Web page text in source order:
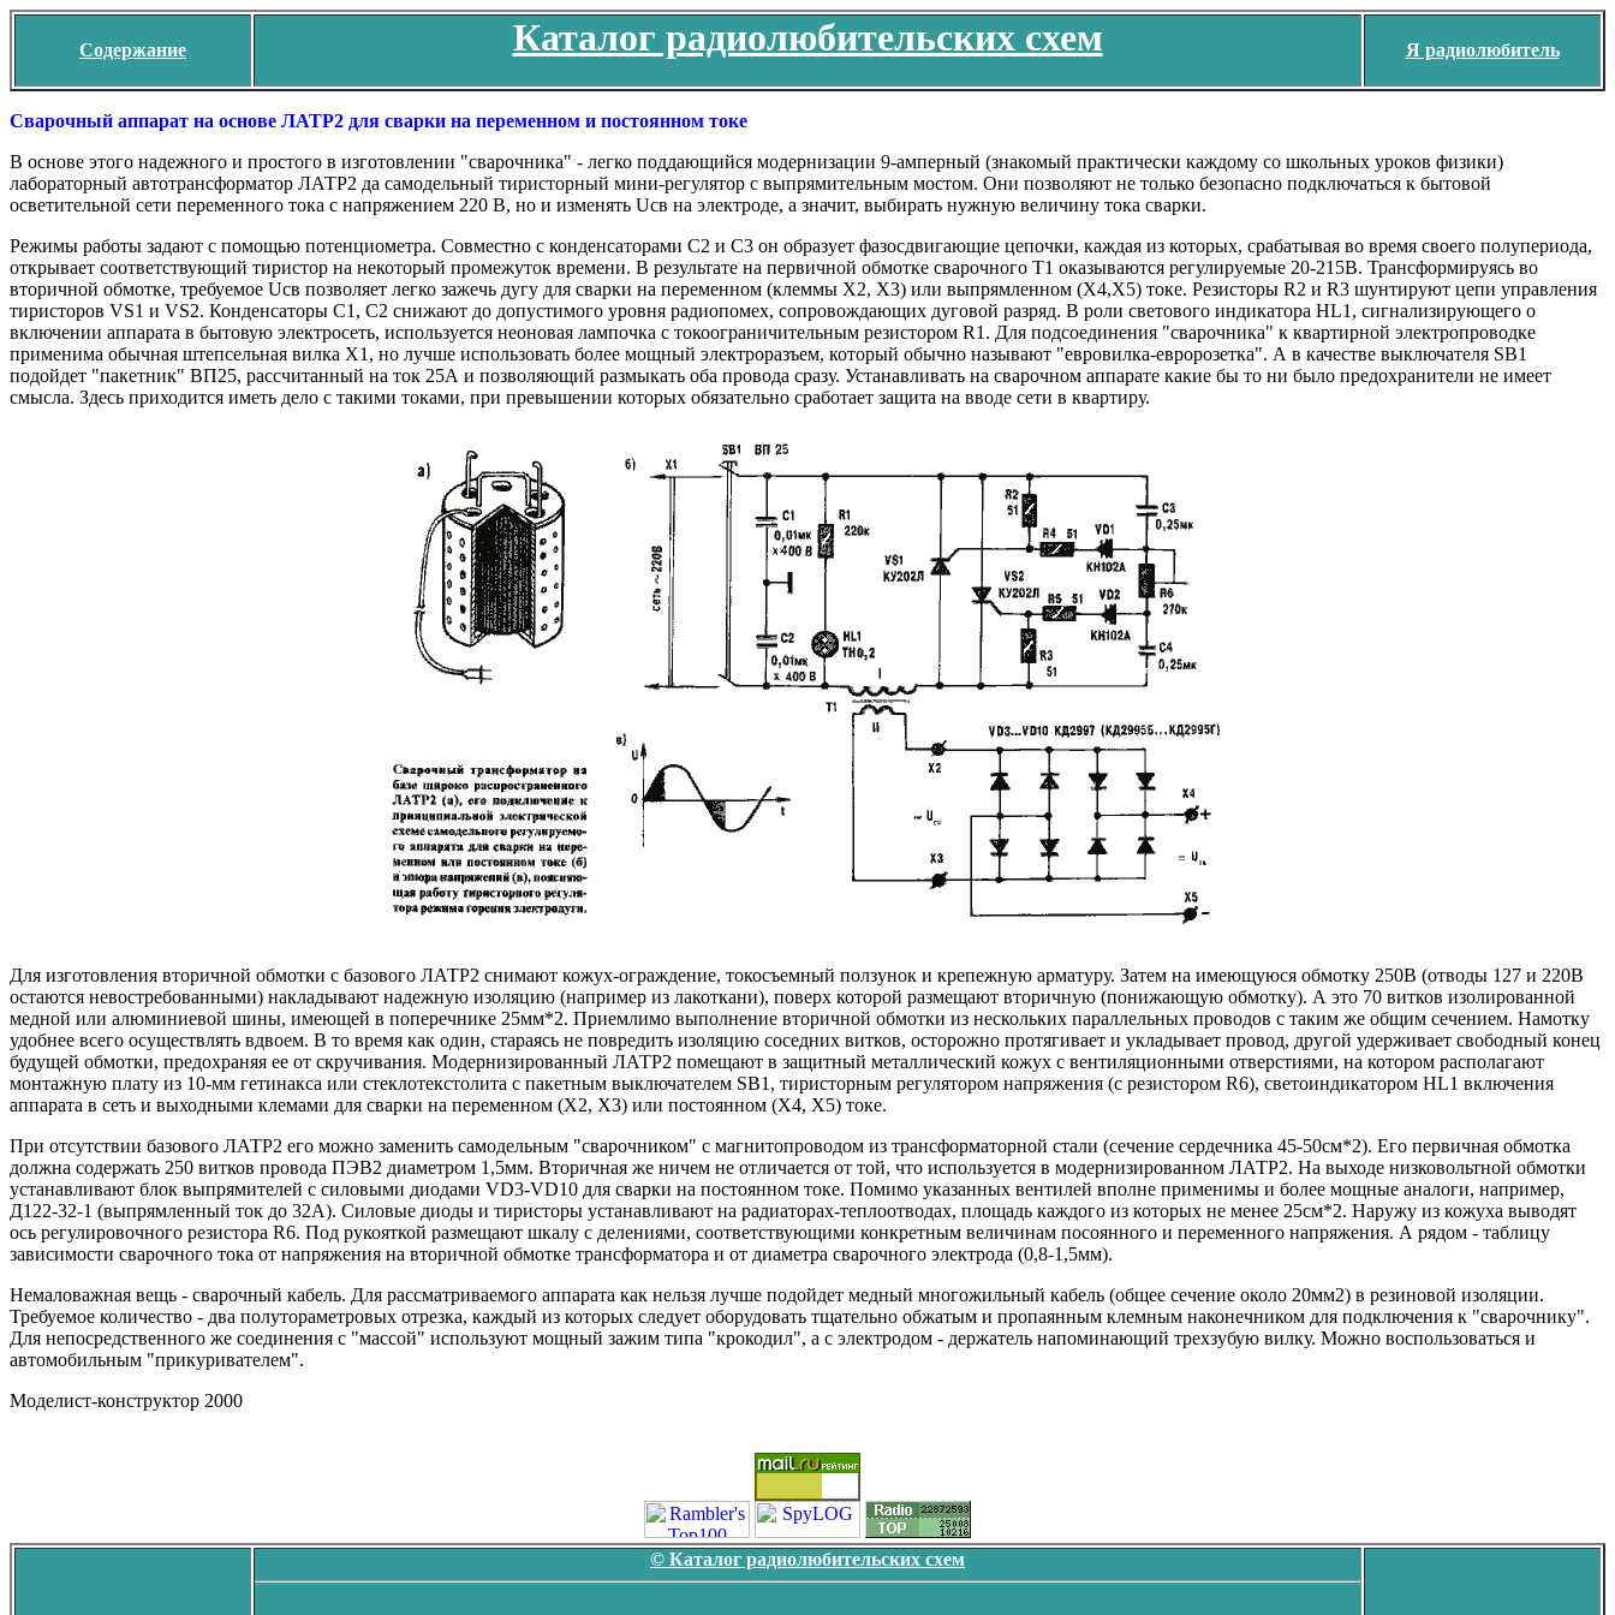
Содержание Каталог радиолюбительских схем Я радиолюбитель
Сварочный аппарат на основе ЛАТР2 для сварки на переменном и постоянном токе
В основе этого надежного и простого в изготовлении "сварочника" - легко поддающийся модернизации 9-амперный (знакомый практически каждому со школьных уроков физики)
лабораторный автотрансформатор ЛАТР2 да самодельный тиристорный мини-регулятор с выпрямительным мостом. Они позволяют не только безопасно подключаться к бытовой
осветительной сети переменного тока с напряжением 220 В, но и изменять Uсв на электроде, а значит, выбирать нужную величину тока сварки.
Режимы работы задают с помощью потенциометра. Совместно с конденсаторами С2 и С3 он образует фазосдвигающие цепочки, каждая из которых, срабатывая во время своего полупериода,
открывает соответствующий тиристор на некоторый промежуток времени. В результате на первичной обмотке сварочного Т1 оказываются регулируемые 20-215В. Трансформируясь во
вторичной обмотке, требуемое Uсв позволяет легко зажечь дугу для сварки на переменном (клеммы Х2, Х3) или выпрямленном (Х4,Х5) токе. Резисторы R2 и R3 шунтируют цепи управления
тиристоров VS1 и VS2. Конденсаторы С1, С2 снижают до допустимого уровня радиопомех, сопровождающих дуговой разряд. В роли светового индикатора HL1, сигнализирующего о
включении аппарата в бытовую электросеть, используется неоновая лампочка с токоограничительным резистором R1. Для подсоединения "сварочника" к квартирной электропроводке
применима обычная штепсельная вилка Х1, но лучше использовать более мощный электроразъем, который обычно называют "евровилка-евророзетка". А в качестве выключателя SB1
подойдет "пакетник" ВП25, рассчитанный на ток 25А и позволяющий размыкать оба провода сразу. Устанавливать на сварочном аппарате какие бы то ни было предохранители не имеет
смысла. Здесь приходится иметь дело с такими токами, при превышении которых обязательно сработает защита на вводе сети в квартиру.
Для изготовления вторичной обмотки с базового ЛАТР2 снимают кожух-ограждение, токосъемный ползунок и крепежную арматуру. Затем на имеющуюся обмотку 250В (отводы 127 и 220В
остаются невостребованными) накладывают надежную изоляцию (например из лакоткани), поверх которой размещают вторичную (понижающую обмотку). А это 70 витков изолированной
медной или алюминиевой шины, имеющей в поперечнике 25мм*2. Приемлимо выполнение вторичной обмотки из нескольких параллельных проводов с таким же общим сечением. Намотку
удобнее всего осуществлять вдвоем. В то время как один, стараясь не повредить изоляцию соседних витков, осторожно протягивает и укладывает провод, другой удерживает свободный конец
будущей обмотки, предохраняя ее от скручивания. Модернизированный ЛАТР2 помещают в защитный металлический кожух с вентиляционными отверстиями, на котором располагают
монтажную плату из 10-мм гетинакса или стеклотекстолита с пакетным выключателем SB1, тиристорным регулятором напряжения (с резистором R6), светоиндикатором HL1 включения
аппарата в сеть и выходными клемами для сварки на переменном (Х2, Х3) или постоянном (Х4, Х5) токе.
При отсутствии базового ЛАТР2 его можно заменить самодельным "сварочником" с магнитопроводом из трансформаторной стали (сечение сердечника 45-50см*2). Его первичная обмотка
должна содержать 250 витков провода ПЭВ2 диаметром 1,5мм. Вторичная же ничем не отличается от той, что используется в модернизированном ЛАТР2. На выходе низковольтной обмотки
устанавливают блок выпрямителей с силовыми диодами VD3-VD10 для сварки на постоянном токе. Помимо указанных вентилей вполне применимы и более мощные аналоги, например,
Д122-32-1 (выпрямленный ток до 32А). Силовые диоды и тиристоры устанавливают на радиаторах-теплоотводах, площадь каждого из которых не менее 25см*2. Наружу из кожуха выводят
ось регулировочного резистора R6. Под рукояткой размещают шкалу с делениями, соответствующими конкретным величинам посоянного и переменного напряжения. А рядом - таблицу
зависимости сварочного тока от напряжения на вторичной обмотке трансформатора и от диаметра сварочного электрода (0,8-1,5мм).
Немаловажная вещь - сварочный кабель. Для рассматриваемого аппарата как нельзя лучше подойдет медный многожильный кабель (общее сечение около 20мм2) в резиновой изоляции.
Требуемое количество - два полутораметровых отрезка, каждый из которых следует оборудовать тщательно обжатым и пропаянным клемным наконечником для подключения к "сварочнику".
Для непосредственного же соединения с "массой" используют мощный зажим типа "крокодил", а с электродом - держатель напоминающий трехзубую вилку. Можно воспользоваться и
автомобильным "прикуривателем".
Моделист-конструктор 2000
© Каталог радиолюбительских схем